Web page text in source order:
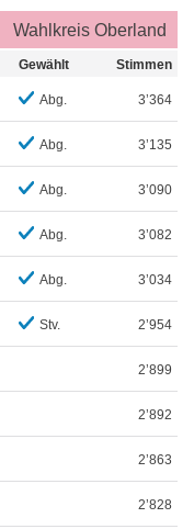
Wahlkreis Oberland
Gewählt Stimmen
Abg. 3’364
Abg. 3’135
Abg. 3’090
Abg. 3’082
Abg. 3’034
Stv. 2’954
2’899
2’892
2’863
2’828